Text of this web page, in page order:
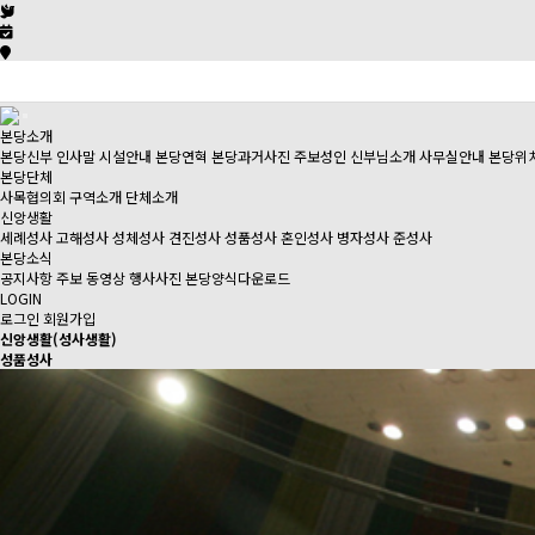
본당소개
본당신부 인사말시설안내 본당연혁 본당과거사진 주보성인 신부님소개사무실안내 본당위
본당단체
사목협의회 구역소개 단체소개
신앙생활
세례성사고해성사성체성사 견진성사성품성사혼인성사 병자성사준성사
본당소식
공지사항주보동영상행사사진 본당양식다운로드
LOGIN
로그인 회원가입
신앙생활(성사생활)
성품성사